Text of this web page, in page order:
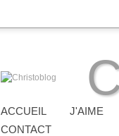
ACCUEIL J'AIME
CONTACT